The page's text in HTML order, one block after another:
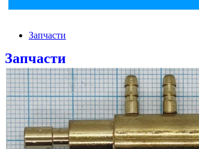
Запчасти
Запчасти